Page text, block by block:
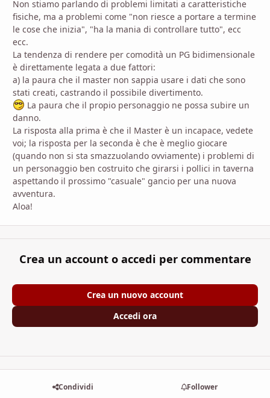
Non stiamo parlando di problemi limitati a caratteristiche
fisiche, ma a problemi come "non riesce a portare a termine
le cose che inizia", "ha la mania di controllare tutto", ecc
ecc.
La tendenza di rendere per comodità un PG bidimensionale
è direttamente legata a due fattori:
a) la paura che il master non sappia usare i dati che sono
stati creati, castrando il possibile divertimento.
La paura che il propio personaggio ne possa subire un
danno.
La risposta alla prima è che il Master è un incapace, vedete
voi; la risposta per la seconda è che è meglio giocare
(quando non si sta smazzuolando ovviamente) i problemi di
un personaggio ben costruito che girarsi i pollici in taverna
aspettando il prossimo "casuale" gancio per una nuova
avventura.
Aloa!
Crea un account o accedi per commentare
Crea un nuovo account
Accedi ora
Condividi Follower